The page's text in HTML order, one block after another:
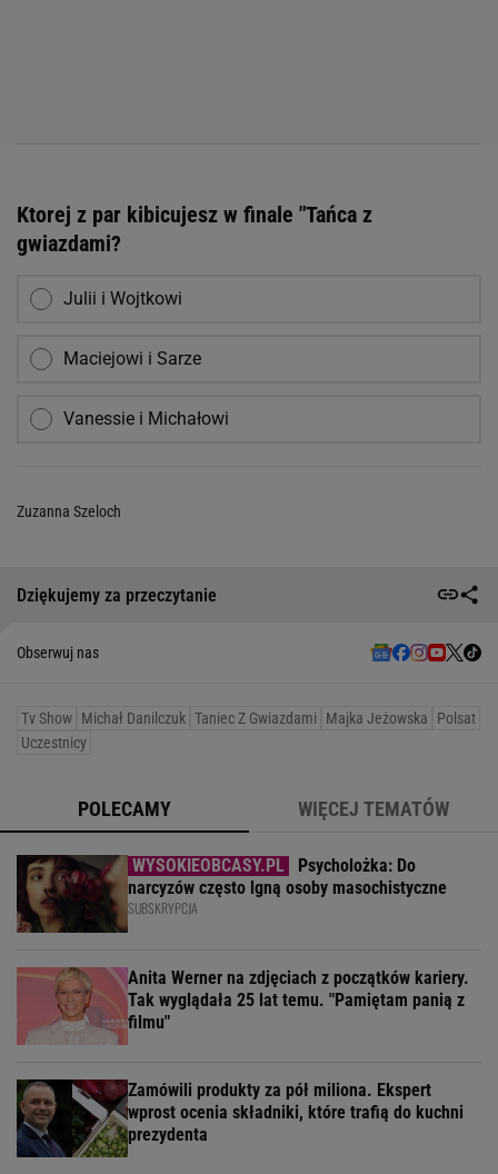
Ktorej z par kibicujesz w finale "Tańca z
gwiazdami?
Julii i Wojtkowi
Maciejowi i Sarze
Vanessie i Michałowi
Zuzanna Szeloch
Dziękujemy za przeczytanie
Obserwuj nas
Tv Show Michał Danilczuk Taniec Z Gwiazdami Majka Jeżowska
Polsat
Uczestnicy
POLECAMY WIĘCEJ TEMATÓW
Psycholożka: Do
narcyzów często lgną osoby masochistyczne
SUBSKRYPCJA
Anita Werner na zdjęciach z początków kariery.
Tak wyglądała 25 lat temu. "Pamiętam panią z
filmu"
Zamówili produkty za pół miliona. Ekspert
wprost ocenia składniki, które trafią do kuchni
prezydenta